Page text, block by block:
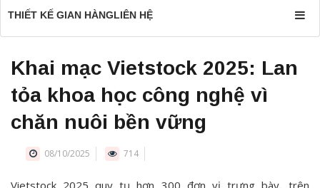
THIẾT KẾ GIAN HÀNGLIÊN HỆ
Khai mạc Vietstock 2025: Lan
tỏa khoa học công nghệ vì
chăn nuôi bền vững
08/10/2025 714
Vietstock 2025 quy tụ hơn 300 đơn vị trưng bày, trên